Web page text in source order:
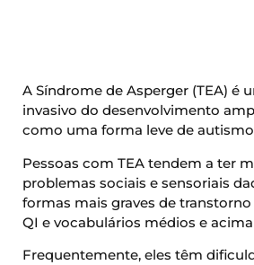
A Síndrome de Asperger (TEA) é
invasivo do desenvolvimento
como uma forma leve de
Pessoas com TEA tendem a ter
problemas sociais e sensoriais
formas mais graves de
QI e vocabulários médios e
Frequentemente, eles têm